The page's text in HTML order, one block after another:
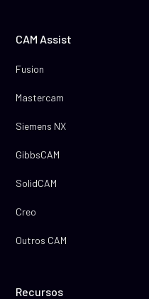
CAM Assist
Fusion
Mastercam
Siemens NX
GibbsCAM
SolidCAM
Creo
Outros CAM
Recursos